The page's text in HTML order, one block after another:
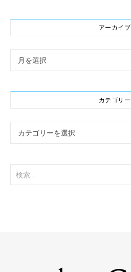
アーカイブ
アーカイブ
カテゴリー
カテゴリー